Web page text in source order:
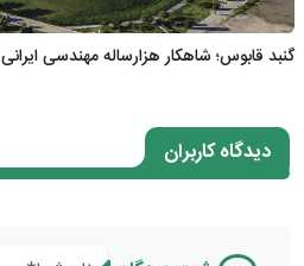
گنبد قابوس؛ شاهکار هزارساله مهندسی ایرانی
دیدگاه کاربران